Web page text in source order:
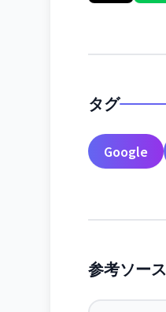
タグ
Google
参考ソース